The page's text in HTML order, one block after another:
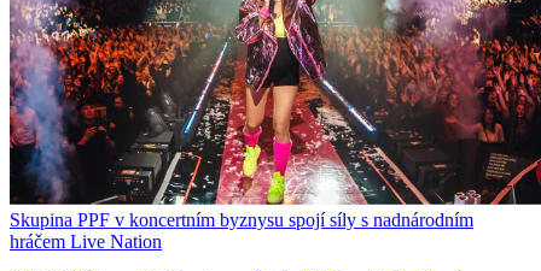
Skupina PPF v koncertním byznysu spojí síly s nadnárodním
hráčem Live Nation